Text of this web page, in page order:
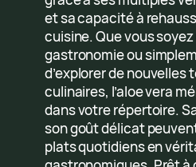
et sa capacité à
cuisine. Que vous
gastronomie ou
d’explorer de nouvelles
culinaires, l’aloe vera
dans votre répertoire.
son goût délicat
plats quotidiens en